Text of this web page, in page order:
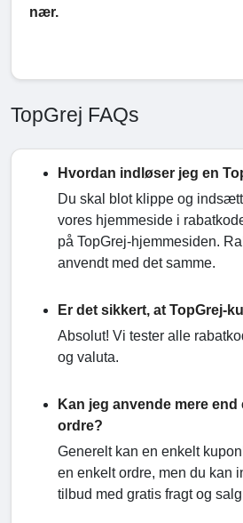
nær.
TopGrej FAQs
Hvordan indløser jeg en
Du skal blot klippe og
vores hjemmeside i
på TopGrej-hjemmesiden.
anvendt med det samme.
Er det sikkert, at TopGrej-
Absolut! Vi tester alle
og valuta.
Kan jeg anvende mere
ordre?
Generelt kan en enkelt
en enkelt ordre, men du kan
tilbud med gratis fragt og